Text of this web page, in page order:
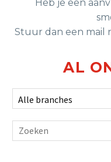
Heb je een
Stuur dan een mail
AL